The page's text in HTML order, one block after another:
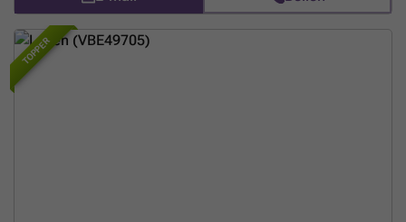
prachtige project te ontdekken.
TOPPER